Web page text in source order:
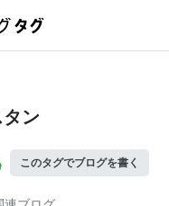
ン
このタグでブログを書く